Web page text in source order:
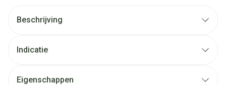
Beschrijving
Indicatie
Eigenschappen